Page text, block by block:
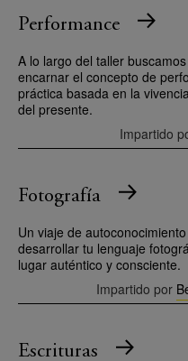
Performance
A lo largo del taller
encarnar el concepto de
práctica basada en la
del presente.
Impartido
Fotografía
Un viaje de
desarrollar tu lenguaje
lugar auténtico y consciente.
Impartido por
Escrituras